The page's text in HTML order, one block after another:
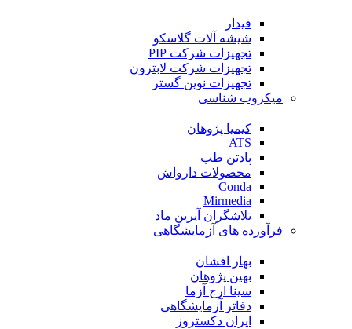
فیدار
شیشه آلات گلاسکو
تجهیزات شرکت PIP
تجهیزات شرکت لابترون
تجهیزات نوین گستر
میکروب شناسی
کیمیا پژوهان
ATS
پادتن طب
محصولات دارواش
Conda
Mirmedia
تلاشگران آیرین ماد
فرآورده های آزمایشگاهی
بهار افشان
بهین پژوهان
سینا ارج آزما
دفاتر آزمایشگاهی
ایران دکستروز